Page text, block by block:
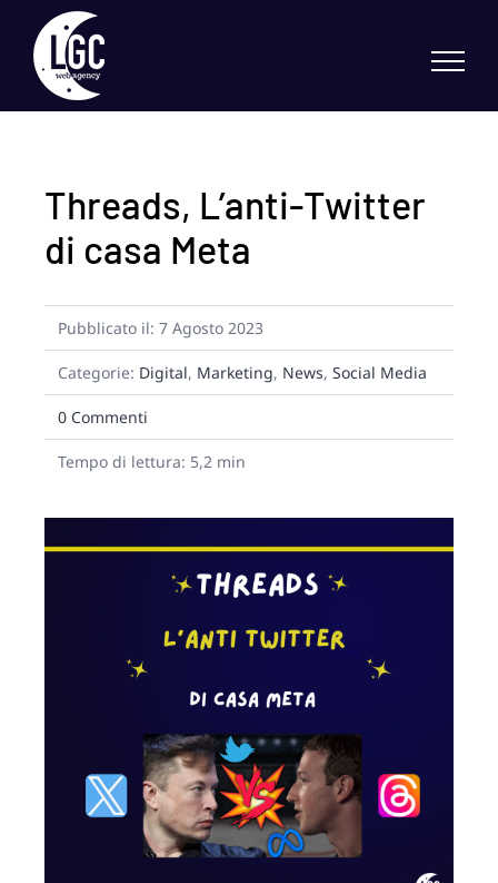
content
Threads, L’anti-Twitter
di casa Meta
Pubblicato il: 7 Agosto 2023
Categorie: Digital, Marketing, News, Social Media
0 Commention
Threads,
L’anti-
casa
Meta
Tempo di lettura: 5,2 min